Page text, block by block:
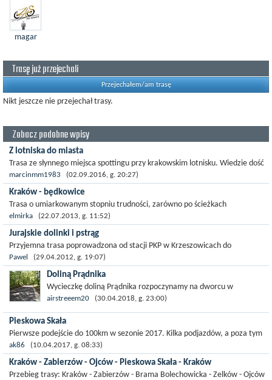
magar
Trasę już przejechali
Przejechałem/am trasę
Nikt jeszcze nie przejechał trasy.
Zobacz podobne wpisy
Z lotniska do miasta
Trasa ze słynnego miejsca spottingu przy krakowskim lotnisku. Wiedzie dość
mało ruchliwą drogą. Charakteryzuje się długimi dość przyjemnymi...
marcinmm1983 (02.09.2016, g. 20:27)
Kraków - będkowice
Trasa o umiarkowanym stopniu trudności, zarówno po ścieżkach
rowerowych jak i ulicą ( o raczej małym natężeniu ruchu). Całkiem
przyjemna, szacowany...
elmirka (22.07.2013, g. 11:52)
Jurajskie dolinki i pstrąg
Przyjemna trasa poprowadzona od stacji PKP w Krzeszowicach do
przystanku PKP w Zabierzowie w taki sposob by byly najciekawsze zjazdy, a
podjazdy...
Pawel (29.04.2012, g. 19:07)
Doliną Prądnika
Wycieczkę doliną Prądnika rozpoczynamy na dworcu w
Krakowie, podążając alejkami rowerowymi do drogi na
Wolbrom. Z drogi wolbromskiej odbijamy na...
airstreeem20 (30.04.2018, g. 23:00)
Pieskowa Skała
Pierwsze podejście do 100km w sezonie 2017. Kilka podjazdów, a poza tym
prawie płasko.
ak86 (10.04.2017, g. 08:33)
Kraków - Zabierzów - Ojców - Pieskowa Skała - Kraków
Przebieg trasy: Kraków - Zabierzów - Brama Bolechowicka - Zelków - Ojców